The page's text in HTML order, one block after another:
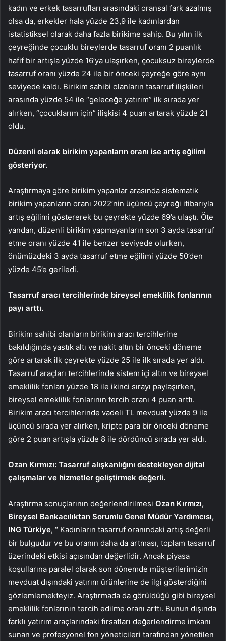
kadın ve erkek tasarrufları arasındaki oransal fark azalmış
olsa da, erkekler hala yüzde 23,9 ile kadınlardan
istatistiksel olarak daha fazla birikime sahip. Bu yılın ilk
çeyreğinde çocuklu bireylerde tasarruf oranı 2 puanlık
hafif bir artışla yüzde 16’ya ulaşırken, çocuksuz bireylerde
tasarruf oranı yüzde 24 ile bir önceki çeyreğe göre aynı
seviyede kaldı. Birikim sahibi olanların tasarruf ilişkileri
arasında yüzde 54 ile “geleceğe yatırım” ilk sırada yer
alırken, “çocuklarım için” ilişkisi 4 puan artarak yüzde 21
oldu.
Düzenli olarak birikim yapanların oranı ise artış eğilimi
gösteriyor.
Araştırmaya göre birikim yapanlar arasında sistematik
birikim yapanların oranı 2022’nin üçüncü çeyreği itibarıyla
artış eğilimi göstererek bu çeyrekte yüzde 69’a ulaştı. Öte
yandan, düzenli birikim yapmayanların son 3 ayda tasarruf
etme oranı yüzde 41 ile benzer seviyede olurken,
önümüzdeki 3 ayda tasarruf etme eğilimi yüzde 50’den
yüzde 45’e geriledi.
Tasarruf aracı tercihlerinde bireysel emeklilik fonlarının
payı arttı.
Birikim sahibi olanların birikim aracı tercihlerine
bakıldığında yastık altı ve nakit altın bir önceki döneme
göre artarak ilk çeyrekte yüzde 25 ile ilk sırada yer aldı.
Tasarruf araçları tercihlerinde sistem içi altın ve bireysel
emeklilik fonları yüzde 18 ile ikinci sırayı paylaşırken,
bireysel emeklilik fonlarının tercih oranı 4 puan arttı.
Birikim aracı tercihlerinde vadeli TL mevduat yüzde 9 ile
üçüncü sırada yer alırken, kripto para bir önceki döneme
göre 2 puan artışla yüzde 8 ile dördüncü sırada yer aldı.
Ozan Kırmızı: Tasarruf alışkanlığını destekleyen dijital
çalışmalar ve hizmetler geliştirmek değerli.
Araştırma sonuçlarının değerlendirilmesi Ozan Kırmızı,
Bireysel Bankacılıktan Sorumlu Genel Müdür Yardımcısı,
ING Türkiye, “ Kadınların tasarruf oranındaki artış değerli
bir bulgudur ve bu oranın daha da artması, toplam tasarruf
üzerindeki etkisi açısından değerlidir. Ancak piyasa
koşullarına paralel olarak son dönemde müşterilerimizin
mevduat dışındaki yatırım ürünlerine de ilgi gösterdiğini
gözlemlemekteyiz. Araştırmada da görüldüğü gibi bireysel
emeklilik fonlarının tercih edilme oranı arttı. Bunun dışında
farklı yatırım araçlarındaki fırsatları değerlendirme imkanı
sunan ve profesyonel fon yöneticileri tarafından yönetilen